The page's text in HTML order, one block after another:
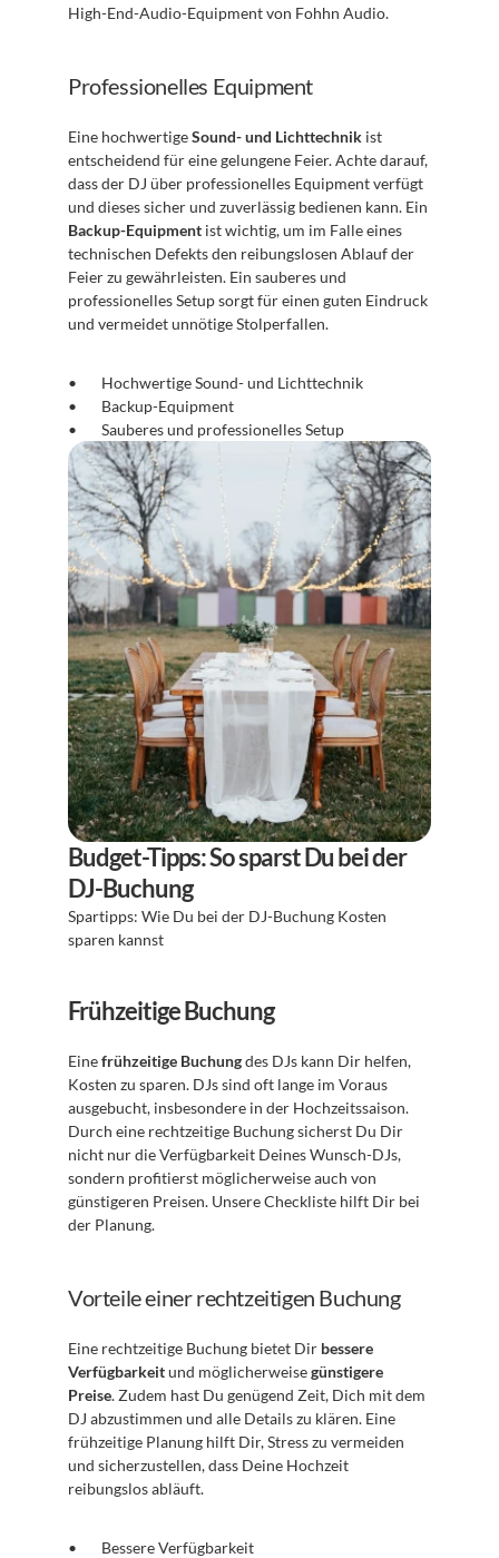
High-End-Audio-Equipment von Fohhn Audio.
Professionelles Equipment
Eine hochwertige Sound- und Lichttechnik ist
entscheidend für eine gelungene Feier. Achte darauf,
dass der DJ über professionelles Equipment verfügt
Backup-Equipment ist wichtig, um im Falle eines
technischen Defekts den reibungslosen Ablauf der
Feier zu gewährleisten. Ein sauberes und
professionelles Setup sorgt für einen guten Eindruck
und vermeidet unnötige Stolperfallen.
Hochwertige Sound- und Lichttechnik
Backup-Equipment
Sauberes und professionelles Setup
Budget-Tipps: So sparst Du bei der
DJ-Buchung
Spartipps: Wie Du bei der DJ-Buchung Kosten
sparen kannst
Frühzeitige Buchung
Eine frühzeitige Buchung des DJs kann Dir helfen,
Kosten zu sparen. DJs sind oft lange im Voraus
ausgebucht, insbesondere in der Hochzeitssaison.
Durch eine rechtzeitige Buchung sicherst Du Dir
nicht nur die Verfügbarkeit Deines Wunsch-DJs,
sondern profitierst möglicherweise auch von
günstigeren Preisen. Unsere Checkliste hilft Dir bei
der Planung.
Vorteile einer rechtzeitigen Buchung
Eine rechtzeitige Buchung bietet Dir bessere
Verfügbarkeit und möglicherweise günstigere
Preise. Zudem hast Du genügend Zeit, Dich mit dem
DJ abzustimmen und alle Details zu klären. Eine
frühzeitige Planung hilft Dir, Stress zu vermeiden
und sicherzustellen, dass Deine Hochzeit
reibungslos abläuft.
Bessere Verfügbarkeit